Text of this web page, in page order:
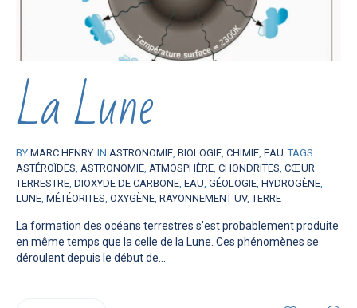
La Lune
BY MARC HENRY IN ASTRONOMIE BIOLOGIE CHIMIE EAU TAGS
ASTÉROÏDES ASTRONOMIE ATMOSPHÈRE CHONDRITES CŒUR
TERRESTRE DIOXYDE DE CARBONE EAU GÉOLOGIE HYDROGÈNE
LUNE MÉTÉORITES OXYGÈNE RAYONNEMENT UV,TERRE
La formation des océans terrestres s’est probablement produite
en même temps que la celle de la Lune. Ces phénomènes se
déroulent depuis le début de...